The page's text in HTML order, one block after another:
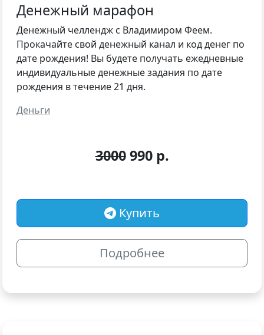
Денежный марафон
Денежный челлендж с Владимиром Феем.
Прокачайте свой денежный канал и код денег по
дате рождения! Вы будете получать ежедневные
индивидуальные денежные задания по дате
рождения в течение 21 дня.
Деньги
3000990 р.
Купить
Подробнее